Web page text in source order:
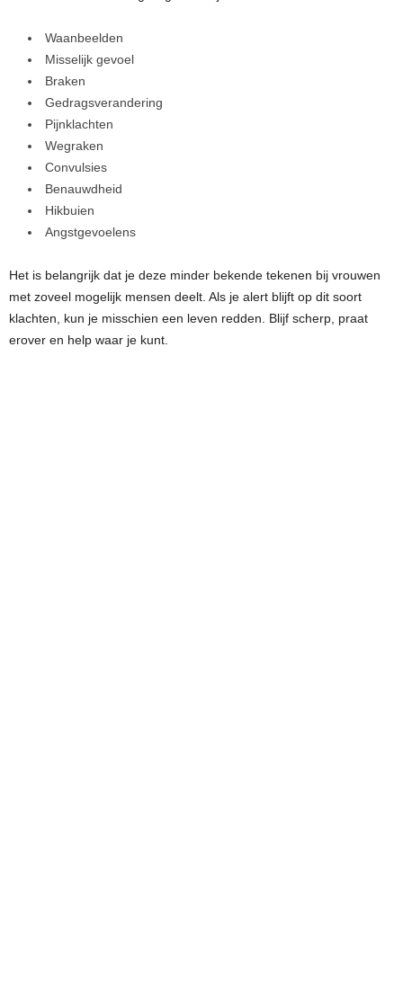
Waanbeelden
Misselijk gevoel
Braken
Gedragsverandering
Pijnklachten
Wegraken
Convulsies
Benauwdheid
Hikbuien
Angstgevoelens
Het is belangrijk dat je deze minder bekende tekenen bij vrouwen
met zoveel mogelijk mensen deelt. Als je alert blijft op dit soort
klachten, kun je misschien een leven redden. Blijf scherp, praat
erover en help waar je kunt.